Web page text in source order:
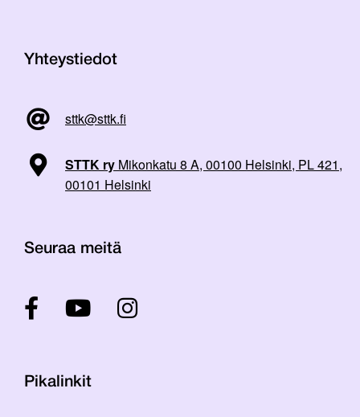
Yhteystiedot
sttk@sttk.fi
STTK ry Mikonkatu 8 A, 00100 Helsinki, PL 421,
00101 Helsinki
Seuraa meitä
Pikalinkit